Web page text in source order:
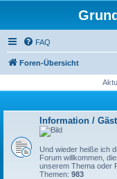
FAQ
Foren-Übersicht
Information /
Und wieder heiße ich
Forum willkommen,
unserem Thema oder
Themen: 983